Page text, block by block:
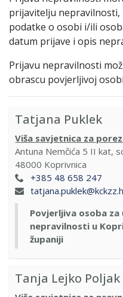
prijavitelju nepravilnosti,
podatke o osobi i/ili
datum prijave i opis
Prijavu nepravilnosti
obrascu povjerljivoj
Tatjana Puklek
Viša savjetnica za
Antuna Nemčića 5 II kat,
48000 Koprivnica
+385 48 658 247
Povjerljiva osoba
nepravilnosti u
županiji
Tanja Lejko Poljak